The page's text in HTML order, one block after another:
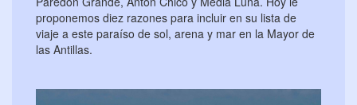
proponemos diez razones para incluir en su lista de
viaje a este paraíso de sol, arena y mar en la Mayor de
las Antillas.